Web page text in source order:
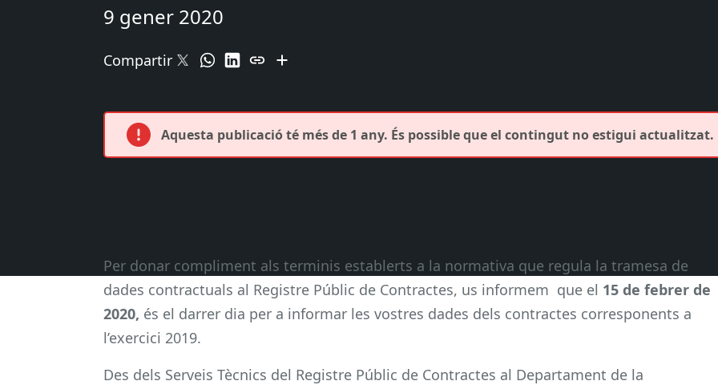
9 gener 2020
Compartir
Aquesta publicació té més de 1 any. És possible que el contingut no estigui actualitzat.
Per donar compliment als terminis establerts a la normativa que regula la tramesa de
dades contractuals al Registre Públic de Contractes, us informem que el 15 de febrer de
2020, és el darrer dia per a informar les vostres dades dels contractes corresponents a
l’exercici 2019.
Des dels Serveis Tècnics del Registre Públic de Contractes al Departament de la